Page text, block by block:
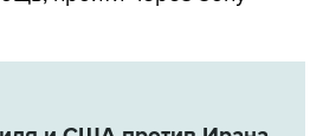
и США против Ирана